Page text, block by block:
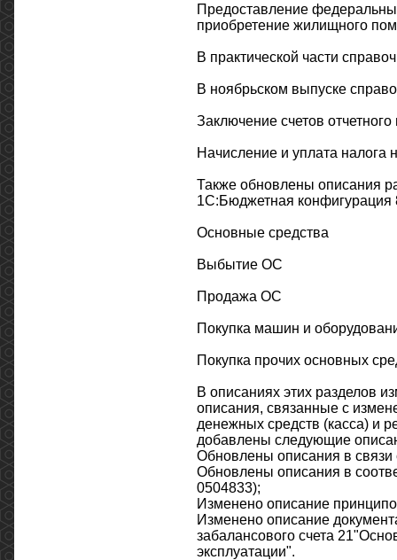
Предоставление
приобретение жилищного
В практической части
В ноябрьском выпуске
Заключение счетов отчетного
Начисление и уплата налога
Также обновлены описания
1С:Бюджетная конфигурация
Основные средства
Выбытие ОС
Продажа ОС
Покупка машин и
Покупка прочих основных
В описаниях этих разделов
описания, связанные с
денежных средств (касса) и
добавлены следующие
Обновлены описания в связи
Обновлены описания в
0504833);
Изменено описание
Изменено описание
забалансового счета
эксплуатации".